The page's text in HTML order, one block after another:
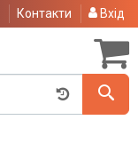
Контакти Вхід